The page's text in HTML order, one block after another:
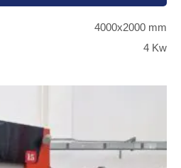
4000x2000 mm
4 Kw